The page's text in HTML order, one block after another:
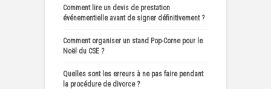
Comment lire un devis de prestation
événementielle avant de signer définitivement ?
Comment organiser un stand Pop-Corne pour le
Noël du CSE ?
Quelles sont les erreurs à ne pas faire pendant
la procédure de divorce ?